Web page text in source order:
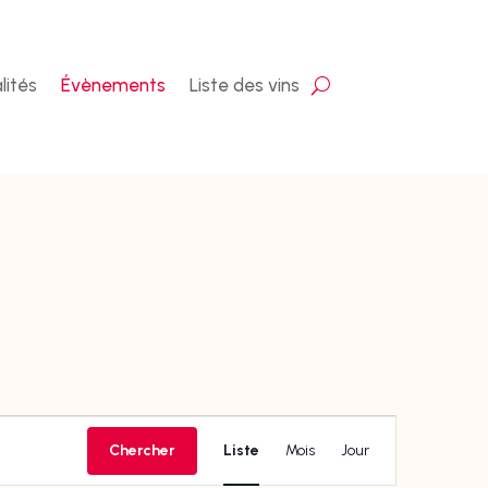
Évènements Liste des vins
Chercher
Navigation
de
Liste Mois Jour